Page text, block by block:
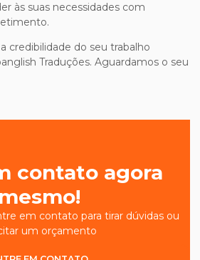
às suas necessidades com
credibilidade do seu trabalho
Traduções. Aguardamos o seu
contato agora
mesmo!
em contato para tirar dúvidas ou
um orçamento